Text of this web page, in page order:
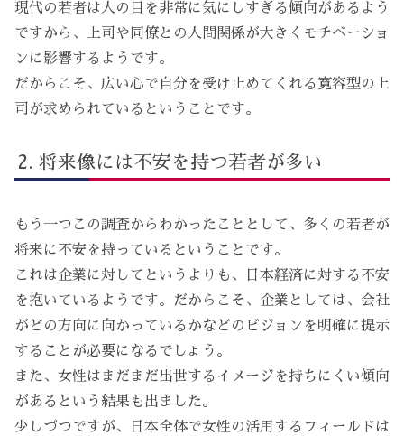
現代の若者は人の目を非常に気にしすぎる傾向があるよう
ですから、上司や同僚との人間関係が大きくモチベーショ
ンに影響するようです。
だからこそ、広い心で自分を受け止めてくれる寛容型の上
司が求められているということです。
将来像には不安を持つ若者が多い
もう一つこの調査からわかったこととして、多くの若者が
将来に不安を持っているということです。
これは企業に対してというよりも、日本経済に対する不安
を抱いているようです。だからこそ、企業としては、会社
がどの方向に向かっているかなどのビジョンを明確に提示
することが必要になるでしょう。
また、女性はまだまだ出世するイメージを持ちにくい傾向
があるという結果も出ました。
少しづつですが、日本全体で女性の活用するフィールドは